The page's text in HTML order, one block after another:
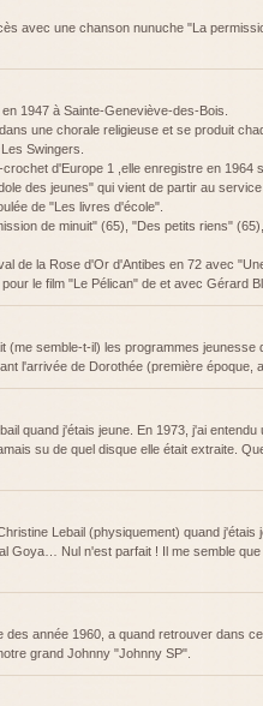
avec une chanson nunuche "La
1947 à Sainte-Geneviève-des-Bois.
une chorale religieuse et se produit
Swingers.
d'Europe 1 ,elle enregistre en 1964
des jeunes" qui vient de partir au
de "Les livres d'école".
de minuit" (65), "Des petits riens"
de la Rose d'Or d'Antibes en 72 avec
le film "Le Pélican" de et avec Gérard
(me semble-t-il) les programmes jeunesse
l'arrivée de Dorothée (première époque,
quand j'étais jeune. En 1973, j'ai entendu
su de quel disque elle était extraite.
Lebail (physiquement) quand j'étais
Goya… Nul n'est parfait ! Il me semble
des année 1960, a quand retrouver dans
grand Johnny "Johnny SP".